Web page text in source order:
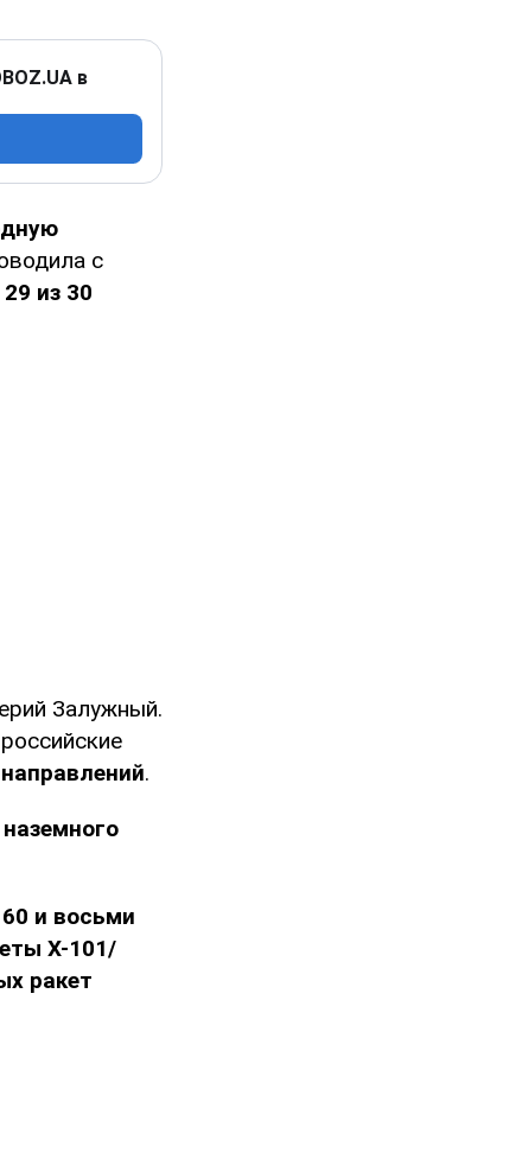
в
с
из 30
Залужный.
.
и восьми
Х-101/
ракет